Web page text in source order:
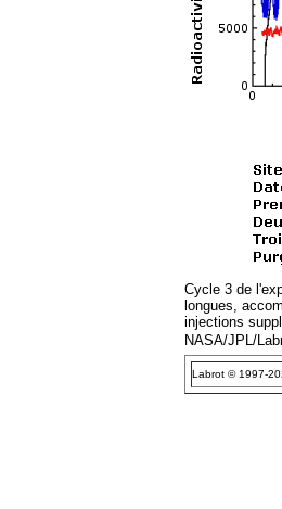
Cycle 3 de
longues,
injections
NASA/JPL/
Labrot © 1997-